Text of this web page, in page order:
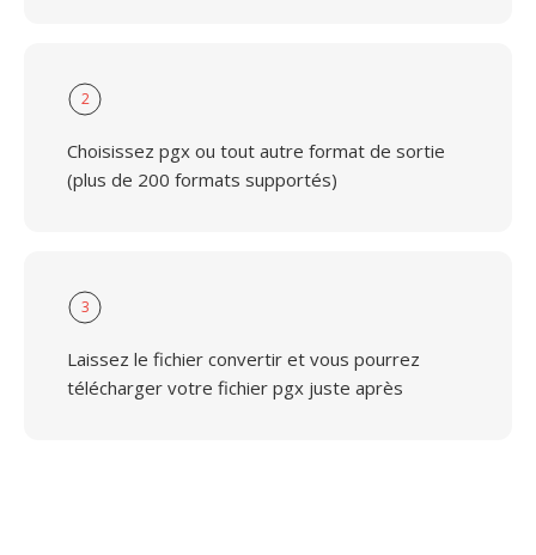
2
Choisissez pgx ou tout autre format de sortie
(plus de 200 formats supportés)
3
Laissez le fichier convertir et vous pourrez
télécharger votre fichier pgx juste après